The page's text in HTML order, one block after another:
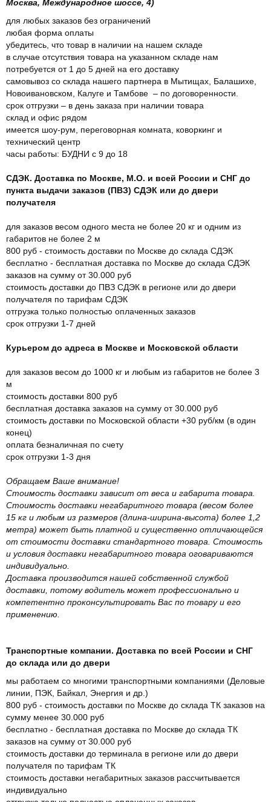
Москва, Международное шоссе, 4)
для любых заказов без ограничений
любая форма оплаты
убедитесь, что товар в наличии на нашем складе
в случае отсутствия товара на указанном складе нам
потребуется от 1 до 5 дней на его доставку
самовывоз со склада нашего партнера в Мытищах, Балашихе,
Новоивановском, Калуге и Тамбове – по договоренности.
срок отгрузки – в день заказа при наличии товара
склад и офис рядом
имеется шоу-рум, переговорная комната, коворкинг и
технический центр
часы работы: БУДНИ с 9 до 18
СДЭК. Доставка по Москве, М.О. и всей России и СНГ до
пункта выдачи заказов (ПВЗ) СДЭК или до двери
получателя
для заказов весом одного места не более 20 кг и одним из
габаритов не более 2 м
800 руб - стоимость доставки по Москве до склада СДЭК
бесплатно - бесплатная доставка по Москве до склада СДЭК
заказов на сумму от 30.000 руб
стоимость доставки до ПВЗ СДЭК в регионе или до двери
получателя по тарифам СДЭК
отгрузка только полностью оплаченных заказов
срок отгрузки 1-7 дней
Курьером до адреса в Москве и Московской области
для заказов весом до 1000 кг и любым из габаритов не более 3
м
стоимость доставки 800 руб
бесплатная доставка заказов на сумму от 30.000 руб
стоимость доставки по Московской области +30 руб/км (в один
конец)
оплата безналичная по счету
срок отгрузки 1-3 дня
Обращаем Ваше внимание!
Стоимость доставки зависит от веса и габарита товара.
Стоимость доставки негабаритного товара (весом более
15 кг и любым из размеров (длина-ширина-высота) более 1,2
метра) может быть платной и существенно отличающейся
от стоимости доставки стандартного товара. Стоимость
и условия доставки негабаритного товара оговариваются
индивидуально.
Доставка производится нашей собственной службой
доставки, потому водитель может профессионально и
компетентно проконсультировать Вас по товару и его
применению.
Транспортные компании. Доставка по всей России и СНГ
до склада или до двери
мы работаем со многими транспортными компаниями (Деловые
линии, ПЭК, Байкал, Энергия и др.)
800 руб - стоимость доставки по Москве до склада ТК заказов на
сумму менее 30.000 руб
бесплатно - бесплатная доставка по Москве до склада ТК
заказов на сумму от 30.000 руб
стоимость доставки до терминала в регионе или до двери
получателя по тарифам ТК
стоимость доставки негабаритных заказов рассчитывается
индивидуально